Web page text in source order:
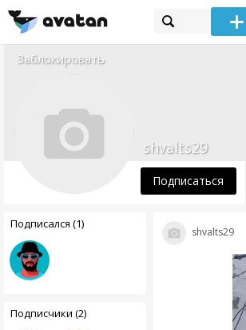
Заблокировать
shvalts29
Подписаться
Подписался (1)
Подписчики (2)
shvalts29